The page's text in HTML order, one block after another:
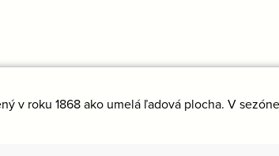
v roku 1868 ako umelá ľadová plocha. V